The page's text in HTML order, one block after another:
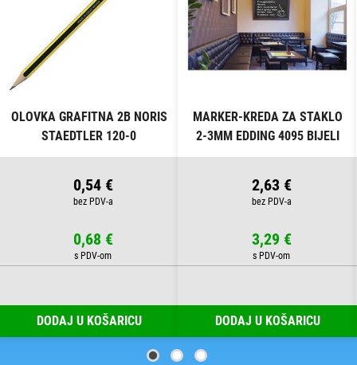
OLOVKA GRAFITNA 2B NORIS
STAEDTLER 120-0
0,54 €
0,68 €
DODAJ U KOŠARICU
MARKER-KREDA ZA STAKLO
2-3MM EDDING 4095 BIJELI
2,63 €
3,29 €
DODAJ U KOŠARICU